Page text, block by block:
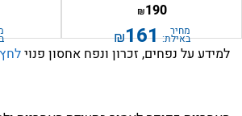
190
₪
מחיר
באילת: 161
₪
למידע על נפחים, זכרון ונפח אחסון פנוי